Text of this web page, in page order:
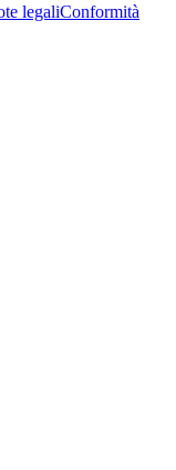
legaliConformità